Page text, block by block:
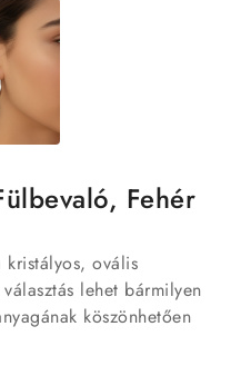
Fehér
ovális
lehet bármilyen
köszönhetően